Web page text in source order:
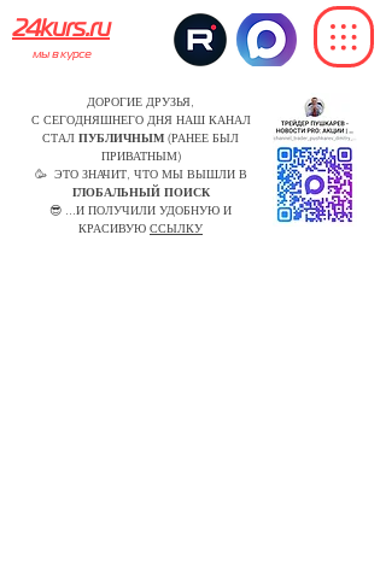
24kurs.ru
мы в курсе
ДОРОГИЕ ДРУЗЬЯ,
С СЕГОДНЯШНЕГО ДНЯ НАШ КАНАЛ
СТАЛ ПУБЛИЧНЫМ (РАНЕЕ БЫЛ
ПРИВАТНЫМ)
🥳 ЭТО ЗНАЧИТ, ЧТО МЫ ВЫШЛИ В
ГЛОБАЛЬНЫЙ ПОИСК
😎 ...И ПОЛУЧИЛИ УДОБНУЮ И
КРАСИВУЮ ССЫЛКУ